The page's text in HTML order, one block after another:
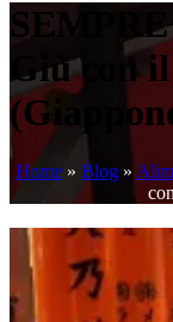
Giù con
Home» Blog»